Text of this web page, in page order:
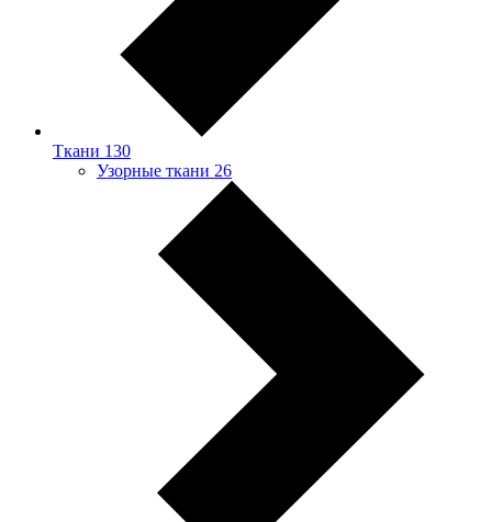
Ткани 130
Узорные ткани 26